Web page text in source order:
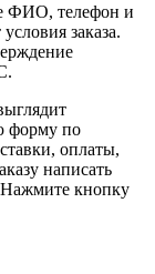
ФИО, телефон и
заказа.
форму по
оплаты,
написать
кнопку